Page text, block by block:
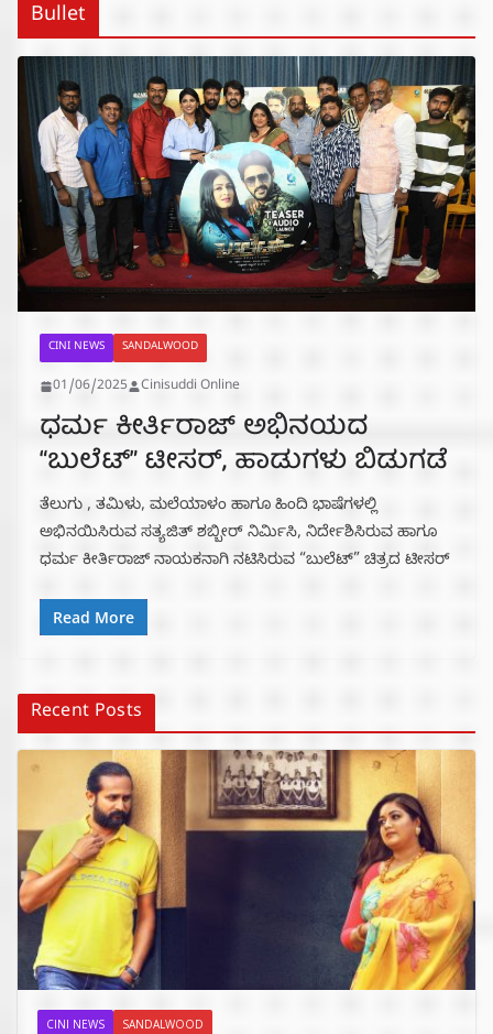
Bullet
CINI NEWS SANDALWOOD
01/06/2025 Cinisuddi Online
ಧರ್ಮ ಕೀರ್ತಿರಾಜ್ ಅಭಿನಯದ
“ಬುಲೆಟ್” ಟೀಸರ್, ಹಾಡುಗಳು ಬಿಡುಗಡೆ
ತೆಲುಗು , ತಮಿಳು, ಮಲೆಯಾಳಂ ಹಾಗೂ ಹಿಂದಿ ಭಾಷೆಗಳಲ್ಲಿ
ಅಭಿನಯಿಸಿರುವ ಸತ್ಯಜಿತ್ ಶಬ್ಬೀರ್ ನಿರ್ಮಿಸಿ, ನಿರ್ದೇಶಿಸಿರುವ ಹಾಗೂ
ಧರ್ಮ ಕೀರ್ತಿರಾಜ್ ನಾಯಕನಾಗಿ ನಟಿಸಿರುವ “ಬುಲೆಟ್” ಚಿತ್ರದ ಟೀಸರ್
Read More
Recent Posts
CINI NEWS SANDALWOOD